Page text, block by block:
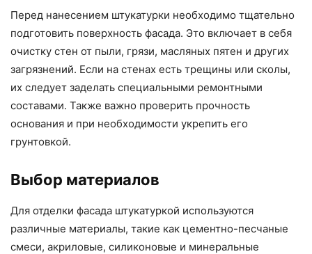
Перед нанесением штукатурки необходимо тщательно
подготовить поверхность фасада. Это включает в себя
очистку стен от пыли, грязи, масляных пятен и других
загрязнений. Если на стенах есть трещины или сколы,
их следует заделать специальными ремонтными
составами. Также важно проверить прочность
основания и при необходимости укрепить его
грунтовкой.
Выбор материалов
Для отделки фасада штукатуркой используются
различные материалы, такие как цементно-песчаные
смеси, акриловые, силиконовые и минеральные